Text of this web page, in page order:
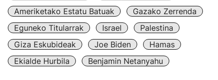
Ameriketako Estatu Batuak
Gazako Zerrenda
Eguneko Titularrak
Israel
Palestina
Giza Eskubideak
Joe Biden
Hamas
Ekialde Hurbila
Benjamin Netanyahu